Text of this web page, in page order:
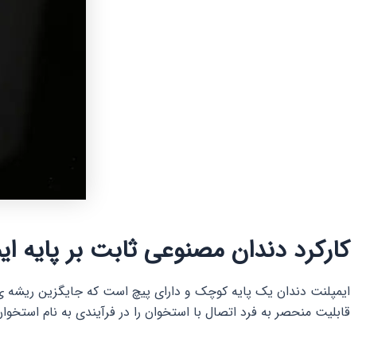
کارکرد دندان مصنوعی ثابت بر پایه
ایمپلنت دندان یک پایه کوچک و دارای پیچ است که جایگزین ریشه
قابلیت منحصر به فرد اتصال با استخوان را در فرآیندی به نام